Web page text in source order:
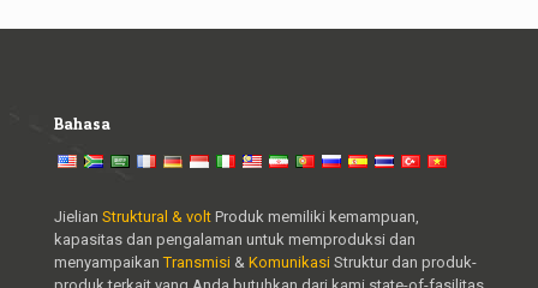
Bahasa
Jielian Struktural & volt Produk memiliki kemampuan,
kapasitas dan pengalaman untuk memproduksi dan
menyampaikanTransmisi & Komunikasi Struktur dan produk-